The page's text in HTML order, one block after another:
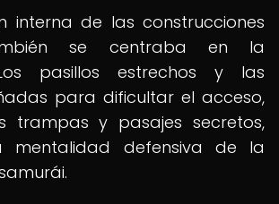
interna de las construcciones
se centraba en la
pasillos estrechos y las
para dificultar el acceso,
trampas y pasajes secretos,
mentalidad defensiva de la